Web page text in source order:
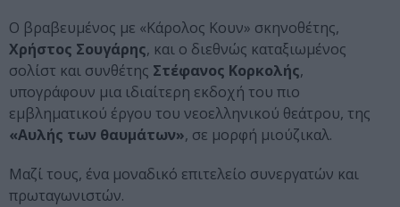
Ο βραβευμένος με «Κάρολος Κουν» σκηνοθέτης,
Χρήστος Σουγάρης, και ο διεθνώς καταξιωμένος
σολίστ και συνθέτης Στέφανος Κορκολής,
υπογράφουν μια ιδιαίτερη εκδοχή του πιο
εμβληματικού έργου του νεοελληνικού θεάτρου, της
«Αυλής των θαυμάτων», σε μορφή μιούζικαλ.
Μαζί τους, ένα μοναδικό επιτελείο συνεργατών και
πρωταγωνιστών.